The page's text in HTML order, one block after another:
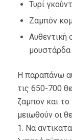
Τυρί
Ζαμπόν
Αυθεντική
μουστάρδα
Η παραπάνω
τις 650-700
ζαμπόν και το
μειωθούν οι
1. Να